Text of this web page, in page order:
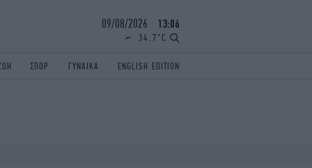
09/08/2026 13:06
34.7°C
ΣΠΟΡ ΓΥΝΑΙΚΑ ENGLISH EDITION